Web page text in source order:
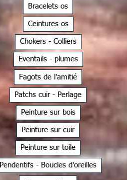
Bracelets os
Ceintures os
Chokers - Colliers
Eventails - plumes
Fagots de l'amitié
Patchs cuir - Perlage
Peinture sur bois
Peinture sur cuir
Peinture sur toile
Pendentifs - Boucles d'oreilles